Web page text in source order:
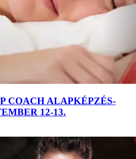
COACH ALAPKÉPZÉS-
12-13.